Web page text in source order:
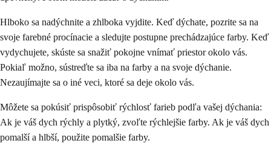
Hlboko sa nadýchnite a zhlboka vyjdite. Keď dýchate, pozrite sa na
svoje farebné procínacie a sledujte postupne prechádzajúce farby. Keď
vydychujete, skúste sa snažiť pokojne vnímať priestor okolo vás.
Pokiaľ možno, sústreďte sa iba na farby a na svoje dýchanie.
Nezaujímajte sa o iné veci, ktoré sa deje okolo vás.
Môžete sa pokúsiť prispôsobiť rýchlosť farieb podľa vašej dýchania:
Ak je váš dych rýchly a plytký, zvoľte rýchlejšie farby. Ak je váš dych
pomalší a hlbší, použite pomalšie farby.